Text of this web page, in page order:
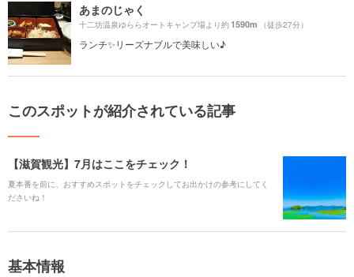
あまのじゃく
十二坊温泉ゆららオートキャンプ場より約1590m （徒歩27分）
ランチ✨リーズナブルで美味しい♪
このスポットが紹介されている記事
【滋賀観光】7月はここをチェック！
夏本番を前に、おすすめスポットをチェックしてお出かけの参考にしてく
ださいね！
基本情報